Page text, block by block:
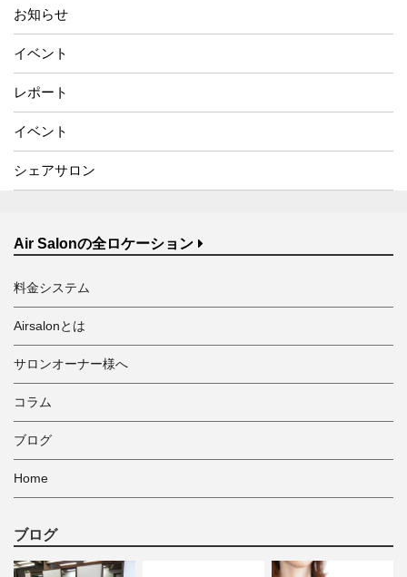
お知らせ
イベント
レポート
イベント
シェアサロン
Air Salonの全ロケーション
料金システム
Airsalonとは
サロンオーナー様へ
コラム
ブログ
Home
ブログ